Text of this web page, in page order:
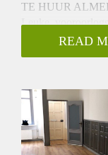
TE HUUR
Leuke,
uitgebouwde
is gelegen op
voorzien van
opstelplaats
1e VERDIEPING:
Overloop, twee
READ